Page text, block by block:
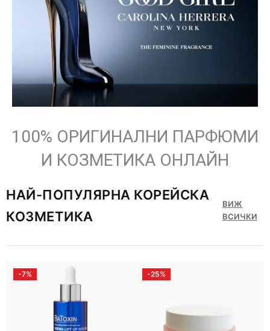
100% ОРИГИНАЛНИ ПАРФЮМИ
И КОЗМЕТИКА ОНЛАЙН
НАЙ-ПОПУЛЯРНА КОРЕЙСКА
КОЗМЕТИКА
ВИЖ
ВСИЧКИ
-7% -25%